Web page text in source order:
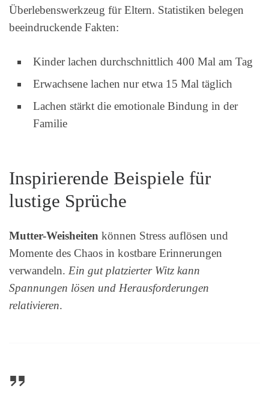
Überlebenswerkzeug für Eltern. Statistiken belegen
beeindruckende Fakten:
Kinder lachen durchschnittlich 400 Mal am Tag
Erwachsene lachen nur etwa 15 Mal täglich
Lachen stärkt die emotionale Bindung in der
Familie
Inspirierende Beispiele für
lustige Sprüche
Mutter-Weisheiten können Stress auflösen und
Momente des Chaos in kostbare Erinnerungen
verwandeln. Ein gut platzierter Witz kann
Spannungen lösen und Herausforderungen
relativieren.